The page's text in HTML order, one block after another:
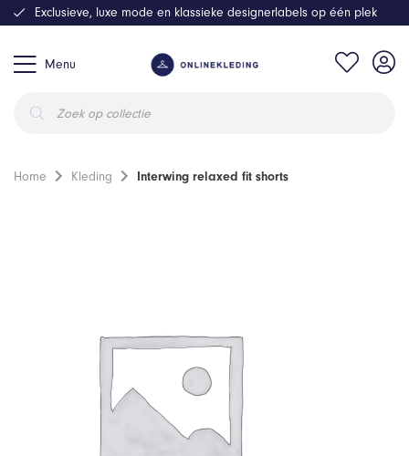
Menu
zoeken
Exclusieve, luxe mode en klassieke designerlabels op één plek
Home Kleding Interwing relaxed fit shorts